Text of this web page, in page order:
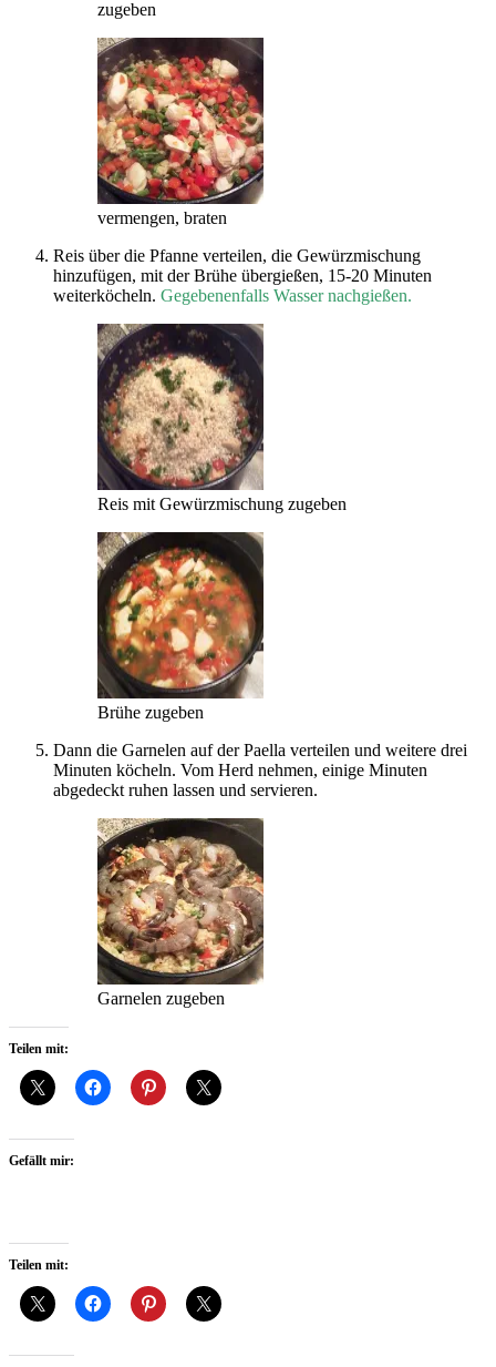
zugeben
vermengen, braten
Reis über die Pfanne verteilen, die Gewürzmischung
hinzufügen, mit der Brühe übergießen, 15-20 Minuten
weiterköcheln. Gegebenenfalls Wasser nachgießen.
Reis mit Gewürzmischung zugeben
Brühe zugeben
Dann die Garnelen auf der Paella verteilen und weitere drei
Minuten köcheln. Vom Herd nehmen, einige Minuten
abgedeckt ruhen lassen und servieren.
Garnelen zugeben
Teilen mit:
Gefällt mir:
Teilen mit: